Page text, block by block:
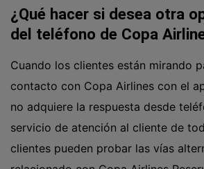
¿Qué hacer si desea otra
del teléfono de Copa
Cuando los clientes están mirando
contacto con Copa Airlines con el
no adquiere la respuesta desde
servicio de atención al cliente de
clientes pueden probar las vías